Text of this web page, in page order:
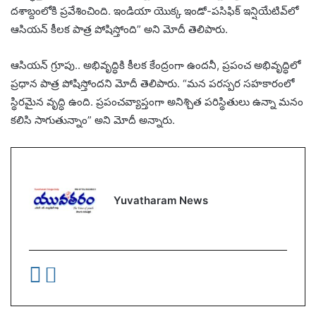
దశాబ్దంలోకి ప్రవేశించింది. ఇండియా యొక్క ఇండో-పసిఫిక్ ఇన్షియేటివ్‌లో
ఆసియన్ కీలక పాత్ర పోషిస్తోంది” అని మోదీ తెలిపారు.
ఆసియన్ గ్రూపు.. అభివృద్ధికి కీలక కేంద్రంగా ఉందనీ, ప్రపంచ అభివృద్ధిలో
ప్రధాన పాత్ర పోషిస్తోందని మోదీ తెలిపారు. “మన పరస్పర సహకారంలో
స్థిరమైన వృద్ధి ఉంది. ప్రపంచవ్యాప్తంగా అనిశ్చిత పరిస్థితులు ఉన్నా మనం
కలిసి సాగుతున్నాం” అని మోదీ అన్నారు.
Yuvatharam News